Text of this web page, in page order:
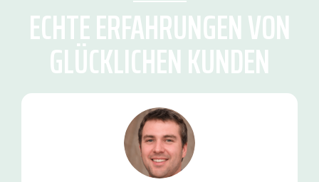
ECHTE ERFAHRUNGEN VON
GLÜCKLICHEN KUNDEN